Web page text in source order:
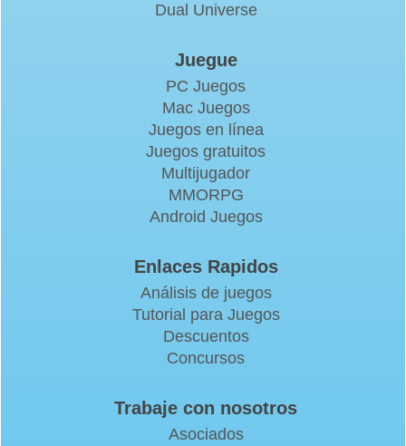
Dual Universe
Juegue
PC Juegos
Mac Juegos
Juegos en línea
Juegos gratuitos
Multijugador
MMORPG
Android Juegos
Enlaces Rapidos
Análisis de juegos
Tutorial para Juegos
Descuentos
Concursos
Trabaje con nosotros
Asociados